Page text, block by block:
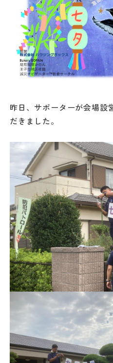
昨日、サポーターが会場設
だきました。